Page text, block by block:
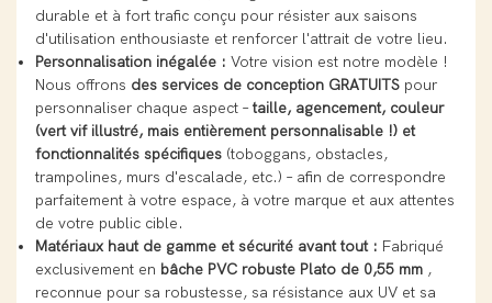
durable et à fort trafic conçu pour résister aux saisons
d'utilisation enthousiaste et renforcer l'attrait de votre lieu.
Personnalisation inégalée : Votre vision est notre modèle !
Nous offrons des services de conception GRATUITSpour
personnaliser chaque aspect –taille, agencement, couleur
(vert vif illustré, mais entièrement personnalisable !) et
fonctionnalités spécifiques(toboggans, obstacles,
trampolines, murs d'escalade, etc.) – afin de correspondre
parfaitement à votre espace, à votre marque et aux attentes
de votre public cible.
Matériaux haut de gamme et sécurité avant tout : Fabriqué
exclusivement en bâche PVC robuste Plato de 0,55 mm,
reconnue pour sa robustesse, sa résistance aux UV et sa